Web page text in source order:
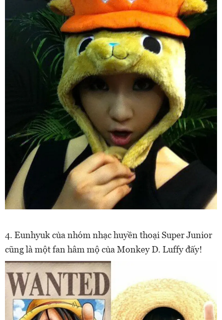
4. Eunhyuk của nhóm nhạc huyền thoại Super Junior
cũng là một fan hâm mộ của Monkey D. Luffy đấy!